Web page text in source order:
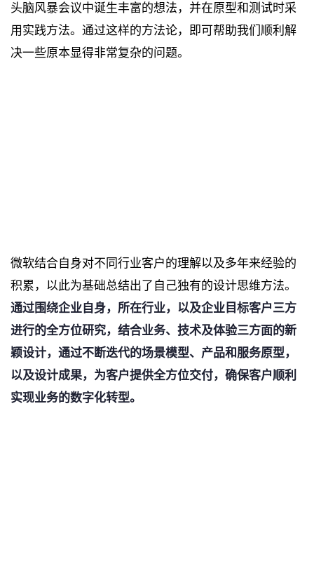
头脑风暴会议中诞生丰富的想法，并在原型和测试时采
用实践方法。通过这样的方法论，即可帮助我们顺利解
决一些原本显得非常复杂的问题。
微软结合自身对不同行业客户的理解以及多年来经验的
积累，以此为基础总结出了自己独有的设计思维方法。
通过围绕企业自身，所在行业，以及企业目标客户三方
进行的全方位研究，结合业务、技术及体验三方面的新
颖设计，通过不断迭代的场景模型、产品和服务原型，
以及设计成果，为客户提供全方位交付，确保客户顺利
实现业务的数字化转型。